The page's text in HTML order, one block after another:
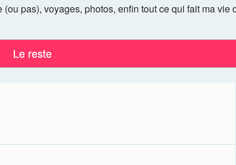
pas), voyages, photos, enfin tout ce qui fait ma vie
Le reste